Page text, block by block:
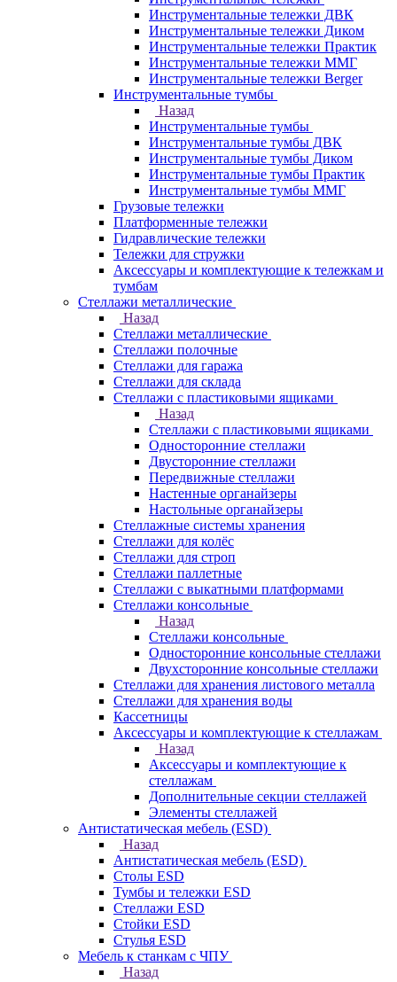
Инструментальные тележки ДВК
Инструментальные тележки Диком
Инструментальные тележки Практик
Инструментальные тележки ММГ
Инструментальные тележки Berger
Инструментальные тумбы
Назад
Инструментальные тумбы
Инструментальные тумбы ДВК
Инструментальные тумбы Диком
Инструментальные тумбы Практик
Инструментальные тумбы ММГ
Грузовые тележки
Платформенные тележки
Гидравлические тележки
Тележки для стружки
Аксесcуары и комплектующие к тележкам и
тумбам
Стеллажи металлические
Назад
Стеллажи металлические
Стеллажи полочные
Стеллажи для гаража
Стеллажи для склада
Стеллажи с пластиковыми ящиками
Назад
Стеллажи с пластиковыми ящиками
Односторонние стеллажи
Двусторонние стеллажи
Передвижные стеллажи
Настенные органайзеры
Настольные органайзеры
Стеллажные системы хранения
Стеллажи для колёс
Стеллажи для строп
Стеллажи паллетные
Стеллажи с выкатными платформами
Стеллажи консольные
Назад
Стеллажи консольные
Односторонние консольные стеллажи
Двухсторонние консольные стеллажи
Стеллажи для хранения листового металла
Стеллажи для хранения воды
Кассетницы
Аксесcуары и комплектующие к стеллажам
Назад
Аксесcуары и комплектующие к
стеллажам
Дополнительные секции стеллажей
Элементы стеллажей
Антистатическая мебель (ESD)
Назад
Антистатическая мебель (ESD)
Столы ESD
Тумбы и тележки ESD
Стеллажи ESD
Стойки ESD
Стулья ESD
Мебель к станкам с ЧПУ
Назад